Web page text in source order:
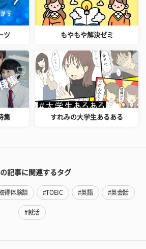
ツ もやもや解決ゼミ
集 すれみの大学生あるある
記事に関連するタグ
得体験談 #TOEIC #英語 #英会話
#就活